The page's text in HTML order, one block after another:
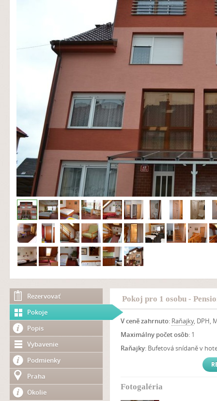
Rezervovať
Pokoje
Popis
Vybavenie
Podmienky
Praha
Okolie
Pokoj pro 1 osobu -
V ceně zahrnuto: Raňajky, DPH,
Maximálny počet osôb: 1
Raňajky: Bufetová snídaně v
Fotogaléria